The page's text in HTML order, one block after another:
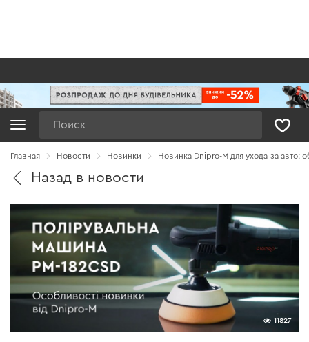
Главная Новости Новинки Новинка Dnipro-M для ухода за авто:
Назад в новости
11827